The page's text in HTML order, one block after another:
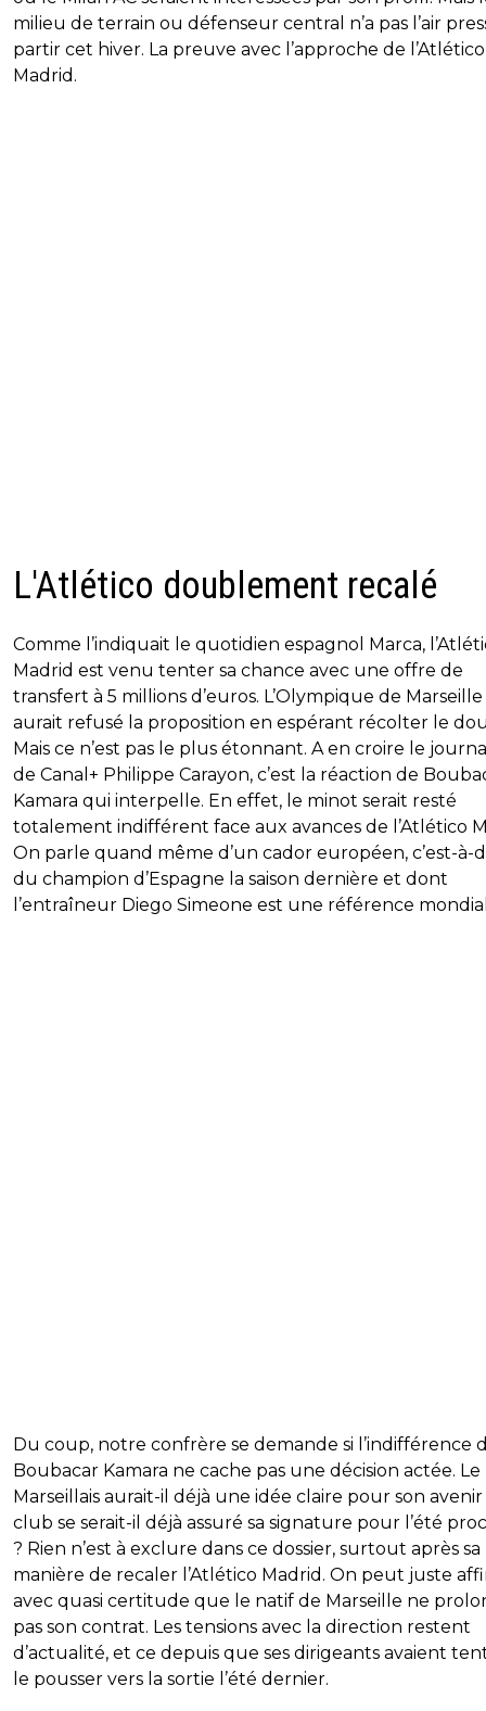
milieu de terrain ou défenseur central n’a pas l’air
partir cet hiver. La preuve avec l’approche de l’Atlético
Madrid.
L'Atlético doublement recalé
Comme l’indiquait le quotidien espagnol Marca,
Madrid est venu tenter sa chance avec une offre de
transfert à 5 millions d’euros. L’Olympique de Marseille
aurait refusé la proposition en espérant récolter le
Mais ce n’est pas le plus étonnant. A en croire le
de Canal+ Philippe Carayon, c’est la réaction de
Kamara qui interpelle. En effet, le minot serait resté
totalement indifférent face aux avances de l’Atlético
On parle quand même d’un cador européen, c’est-à-
du champion d’Espagne la saison dernière et dont
l’entraîneur Diego Simeone est une référence
Du coup, notre confrère se demande si l’indifférence
Boubacar Kamara ne cache pas une décision actée. Le
Marseillais aurait-il déjà une idée claire pour son avenir
club se serait-il déjà assuré sa signature pour l’été
? Rien n’est à exclure dans ce dossier, surtout après sa
manière de recaler l’Atlético Madrid. On peut juste
avec quasi certitude que le natif de Marseille ne
pas son contrat. Les tensions avec la direction restent
d’actualité, et ce depuis que ses dirigeants avaient
le pousser vers la sortie l’été dernier.